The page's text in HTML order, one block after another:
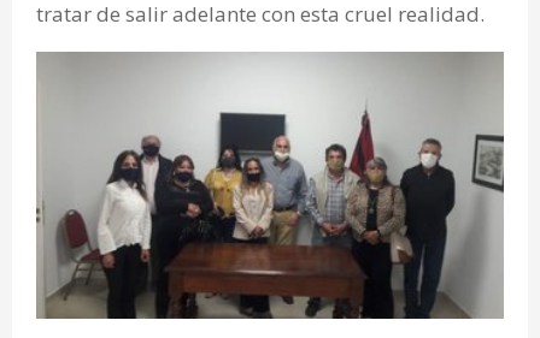
tratar de salir adelante con esta cruel realidad.